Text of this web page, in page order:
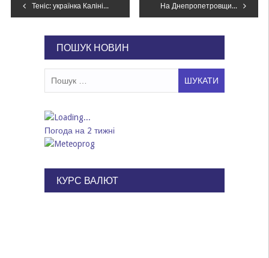
Навігація
Теніс: українка Калініна програла у кваліфікації Australian Open На Днепропетровщине в гаражах “накрыли” пункт приема металлолома: что грозит организаторам, – ФОТО
ПОШУК НОВИН
Погода на 2 тижні
КУРС ВАЛЮТ